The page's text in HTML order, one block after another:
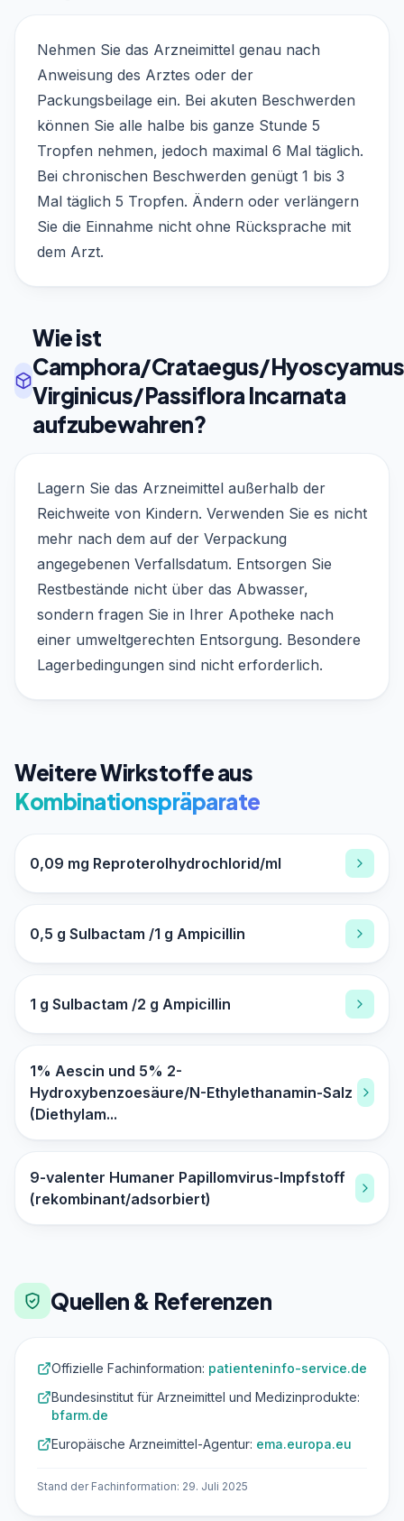
Nehmen Sie das Arzneimittel genau nach
Anweisung des Arztes oder der
Packungsbeilage ein. Bei akuten Beschwerden
können Sie alle halbe bis ganze Stunde 5
Tropfen nehmen, jedoch maximal 6 Mal täglich.
Bei chronischen Beschwerden genügt 1 bis 3
Mal täglich 5 Tropfen. Ändern oder verlängern
Sie die Einnahme nicht ohne Rücksprache mit
dem Arzt.
Wie ist
Camphora/Crataegus/
Virginicus/Passiflora Incarnata
aufzubewahren?
Lagern Sie das Arzneimittel außerhalb der
Reichweite von Kindern. Verwenden Sie es nicht
mehr nach dem auf der Verpackung
angegebenen Verfallsdatum. Entsorgen Sie
Restbestände nicht über das Abwasser,
sondern fragen Sie in Ihrer Apotheke nach
einer umweltgerechten Entsorgung. Besondere
Lagerbedingungen sind nicht erforderlich.
Weitere Wirkstoffe aus
Kombinationspräparate
0,09 mg Reproterolhydrochlorid/ml
0,5 g Sulbactam /1 g Ampicillin
1 g Sulbactam /2 g Ampicillin
1% Aescin und 5% 2-
Hydroxybenzoesäure/N-Ethylethanamin-Salz
(Diethylam...
9-valenter Humaner Papillomvirus-Impfstoff
(rekombinant/adsorbiert)
Quellen & Referenzen
Offizielle Fachinformation: patienteninfo-service.de
Bundesinstitut für Arzneimittel und Medizinprodukte:
bfarm.de
Europäische Arzneimittel-Agentur: ema.europa.eu
Stand der Fachinformation: 29. Juli 2025